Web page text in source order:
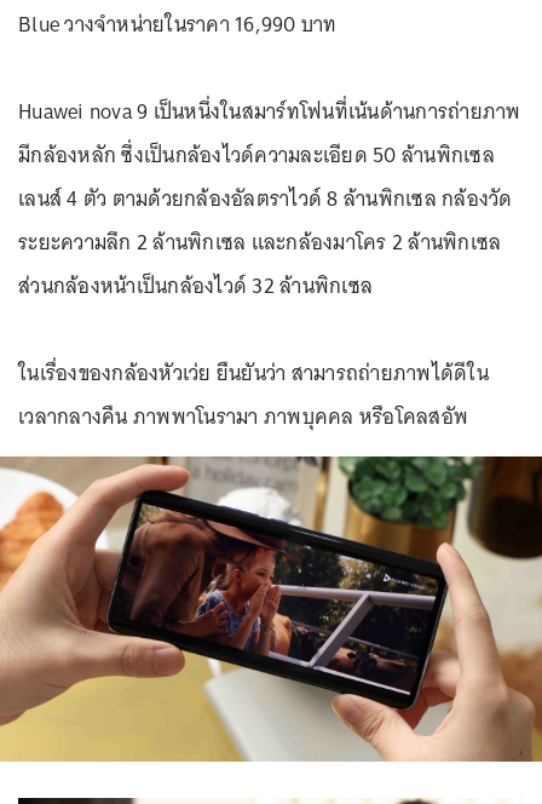
Blue วางจำหน่ายในราคา 16,990 บาท
Huawei nova 9 เป็นหนึ่งในสมาร์ทโฟนที่เน้นด้านการถ่ายภาพ
มีกล้องหลัก ซึ่งเป็นกล้องไวด์ความละเอียด 50 ล้านพิกเซล
เลนส์ 4 ตัว ตามด้วยกล้องอัลตราไวด์ 8 ล้านพิกเซล กล้องวัด
ระยะความลึก 2 ล้านพิกเซล และกล้องมาโคร 2 ล้านพิกเซล
ส่วนกล้องหน้าเป็นกล้องไวด์ 32 ล้านพิกเซล
ในเรื่องของกล้องหัวเว่ย ยืนยันว่า สามารถถ่ายภาพได้ดีใน
เวลากลางคืน ภาพพาโนรามา ภาพบุคคล หรือโคลสอัพ